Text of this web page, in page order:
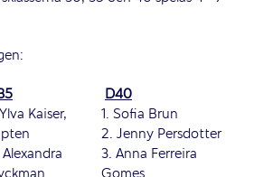
Kaiser,
D40
1. Sofia Brun
2. Jenny Persdotter
3. Anna Ferreira